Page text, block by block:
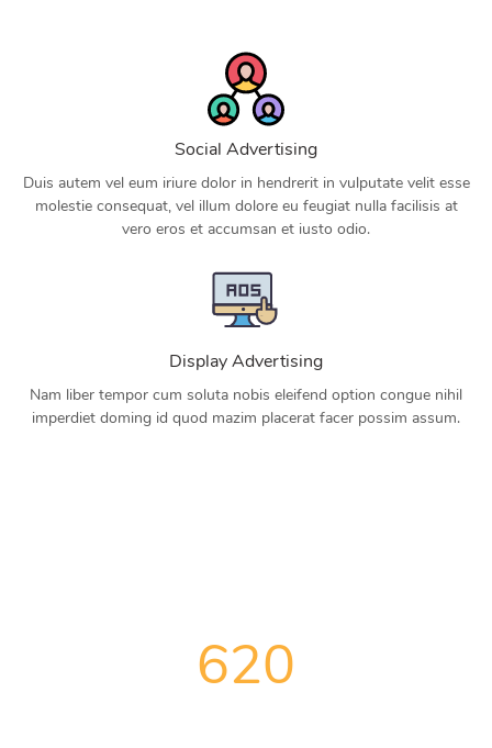
Social Advertising
Duis autem vel eum iriure dolor in hendrerit in vulputate velit esse
molestie consequat, vel illum dolore eu feugiat nulla facilisis at
vero eros et accumsan et iusto odio.
Display Advertising
Nam liber tempor cum soluta nobis eleifend option congue nihil
imperdiet doming id quod mazim placerat facer possim assum.
620